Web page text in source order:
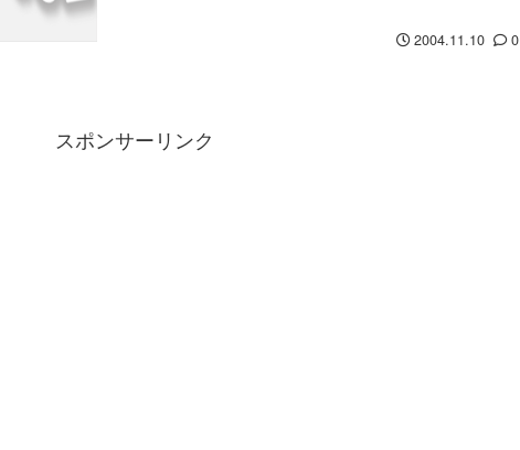
2004.11.10 0
スポンサーリンク